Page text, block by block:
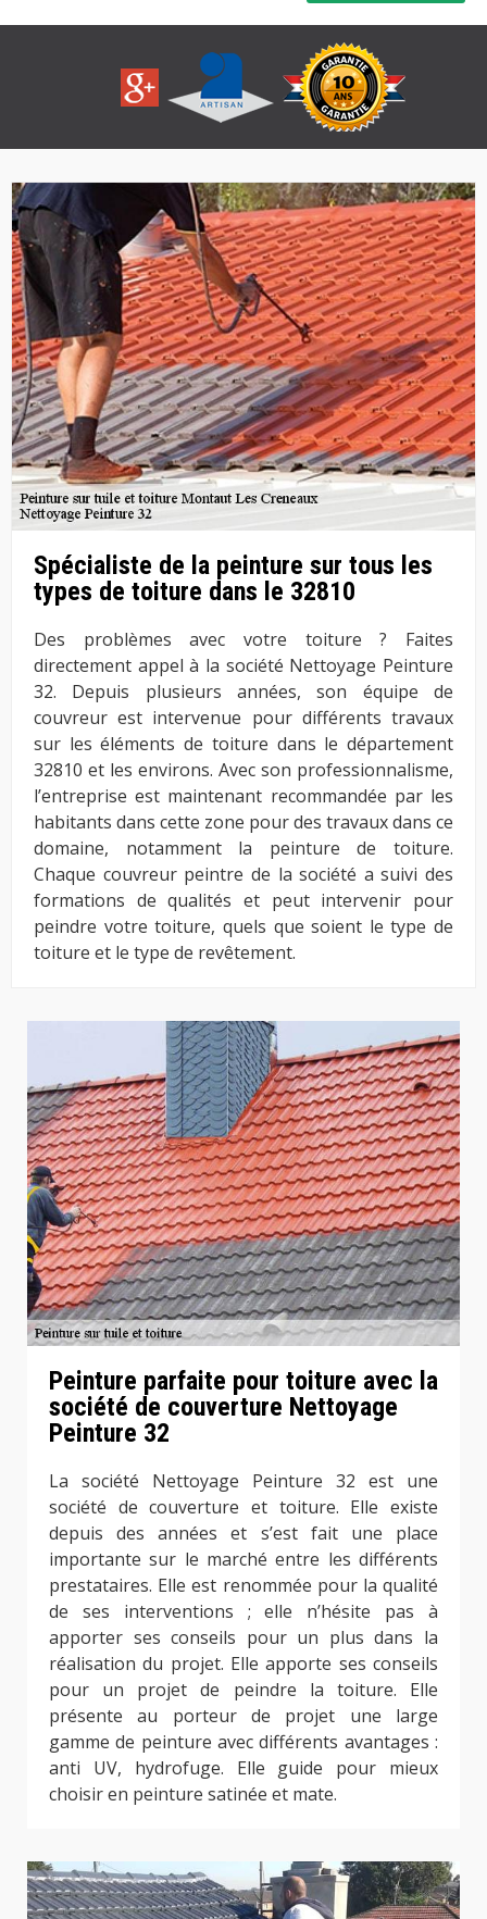
Spécialiste de la peinture sur tous les
types de toiture dans le 32810
Des problèmes avec votre toiture ? Faites
directement appel à la société Nettoyage Peinture
32. Depuis plusieurs années, son équipe de
couvreur est intervenue pour différents travaux
sur les éléments de toiture dans le département
32810 et les environs. Avec son professionnalisme,
l’entreprise est maintenant recommandée par les
habitants dans cette zone pour des travaux dans ce
domaine, notamment la peinture de toiture.
Chaque couvreur peintre de la société a suivi des
formations de qualités et peut intervenir pour
peindre votre toiture, quels que soient le type de
toiture et le type de revêtement.
Peinture parfaite pour toiture avec la
société de couverture Nettoyage
Peinture 32
La société Nettoyage Peinture 32 est une
société de couverture et toiture. Elle existe
depuis des années et s’est fait une place
importante sur le marché entre les différents
prestataires. Elle est renommée pour la qualité
de ses interventions ; elle n’hésite pas à
apporter ses conseils pour un plus dans la
réalisation du projet. Elle apporte ses conseils
pour un projet de peindre la toiture. Elle
présente au porteur de projet une large
gamme de peinture avec différents avantages :
anti UV, hydrofuge. Elle guide pour mieux
choisir en peinture satinée et mate.